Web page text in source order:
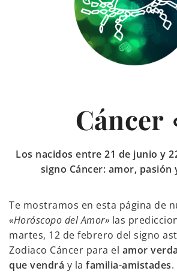
Cáncer
Los nacidos entre 21 de junio y
signo Cáncer: amor, pasión
Te mostramos en esta página de
«Horóscopo del Amor» las
martes, 12 de febrero del signo
Zodiaco Cáncer para el amor
que vendrá y la familia-amistades.